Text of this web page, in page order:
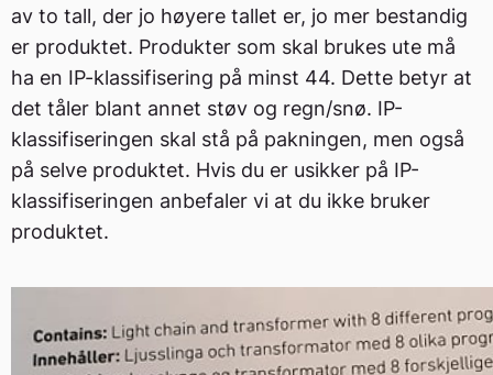
av to tall, der jo høyere tallet er, jo mer bestandig
er produktet. Produkter som skal brukes ute må
ha en IP-klassifisering på minst 44. Dette betyr at
det tåler blant annet støv og regn/snø. IP-
klassifiseringen skal stå på pakningen, men også
på selve produktet. Hvis du er usikker på IP-
klassifiseringen anbefaler vi at du ikke bruker
produktet.